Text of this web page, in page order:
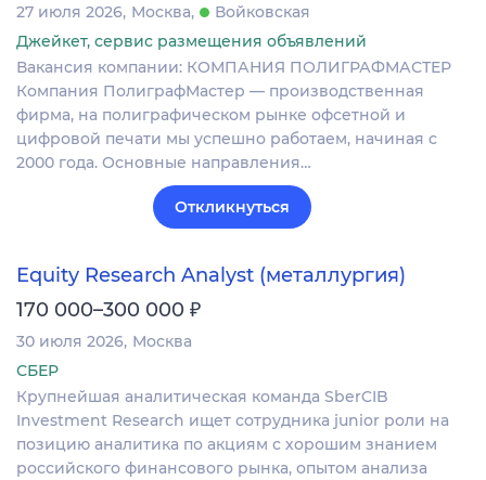
27 июля 2026 Москва
Войковская
Джейкет, сервис размещения объявлений
Вакансия компании: КОМПАНИЯ ПОЛИГРАФМАСТЕР
Компания ПолиграфМастер — производственная
фирма, на полиграфическом рынке офсетной и
цифровой печати мы успешно работаем, начиная с
2000 года. Основные направления…
Откликнуться
Equity Research Analyst (металлургия)
170 000–300 000 ₽
30 июля 2026 Москва
СБЕР
Крупнейшая аналитическая команда SberCIB
Investment Research ищет сотрудника junior роли на
позицию аналитика по акциям с хорошим знанием
российского финансового рынка, опытом анализа